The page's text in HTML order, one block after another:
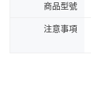
商品型號
注意事項